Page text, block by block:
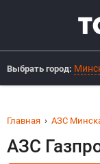
Выбрать город:
Главная АЗС
АЗС